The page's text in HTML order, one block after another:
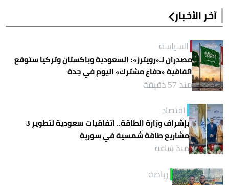
آخر الأخبار
السياسة
مصدران لـ«رويترز»: السعودية وباكستان وتركيا ستوقع
اتفاقية «دفاع مشترك» اليوم في جدة
منذ 57 دقيقة
اقتصاد
بإشراف وزارة الطاقة.. اتفاقيات سعودية لتطوير 3
مشاريع طاقة شمسية في سورية
منذ ساعة
رياضة